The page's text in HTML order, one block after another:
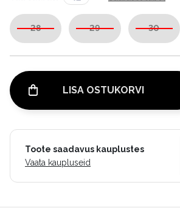
28 29 30
LISA OSTUKORVI
Toote saadavus kauplustes
Vaata kaupluseid